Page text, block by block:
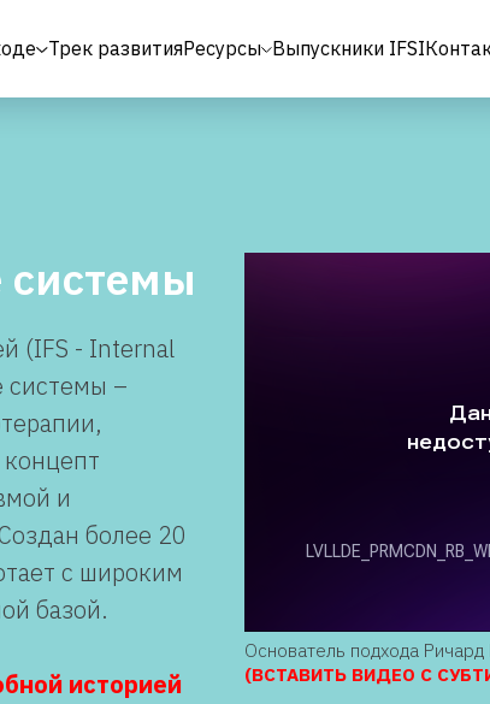
Трек развитияРесурсы Выпускники IFSI
(IFS - Internal
системы –
и
более 20
с широким
базой.
историей
Основатель подхода
(ВСТАВИТЬ ВИДЕО С